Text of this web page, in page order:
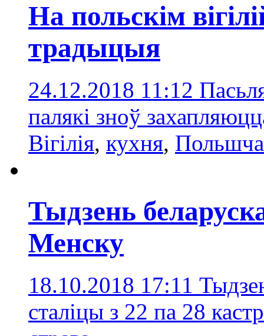
На польскім
традыцыя
24.12.2018 11:12
палякі зноў
Вігілія, кухня, Польшчa
Тыдзень
Менску
18.10.2018 17:11
сталіцы з 22 па 28